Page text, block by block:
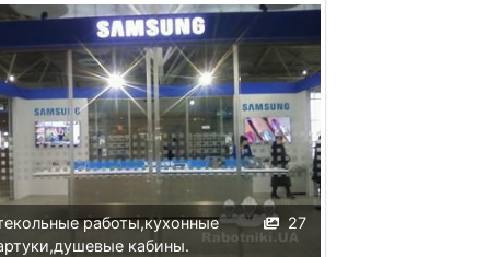
27
работы,кухонные
кабины.